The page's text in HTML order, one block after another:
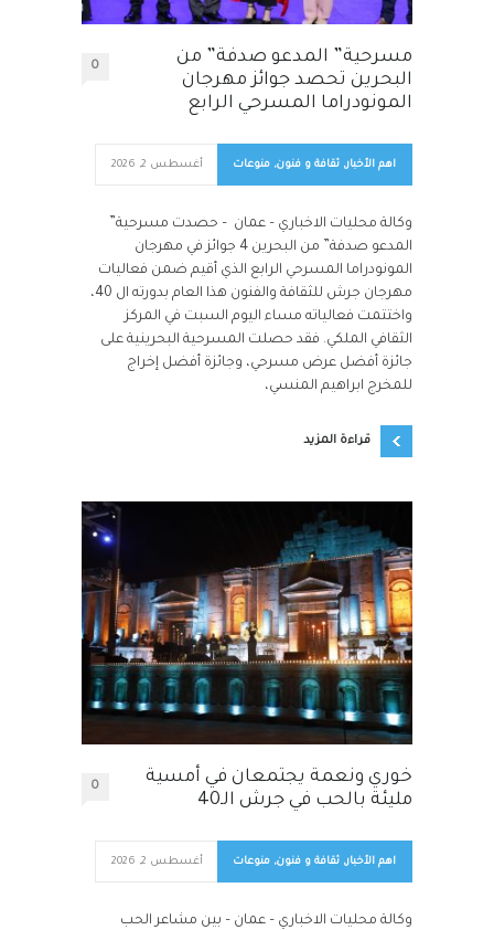
مسرحية” المدعو صدفة” من
البحرين تحصد جوائز مهرجان
المونودراما المسرحي الرابع
0
اهم الأخبار, ثقافة و فنون, منوعات أغسطس 2, 2026
وكالة محليات الاخباري – عمان – حصدت مسرحية”
المدعو صدفة” من البحرين 4 جوائز في مهرجان
المونودراما المسرحي الرابع الذي أقيم ضمن فعاليات
مهرجان جرش للثقافة والفنون هذا العام بدورته ال 40،
واختتمت فعالياته مساء اليوم السبت في المركز
الثقافي الملكي. فقد حصلت المسرحية البحرينية على
جائزة أفضل عرض مسرحي، وجائزة أفضل إخراج
للمخرج ابراهيم المنسي،
قراءة المزيد
خوري ونعمة يجتمعان في أمسية
مليئة بالحب في جرش الـ40
0
اهم الأخبار, ثقافة و فنون, منوعات أغسطس 2, 2026
وكالة محليات الاخباري – عمان – بين مشاعر الحب